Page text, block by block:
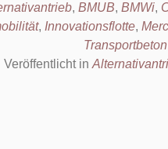
, BMUB, BMWi,
, Innovationsflotte,
Veröffentlicht in